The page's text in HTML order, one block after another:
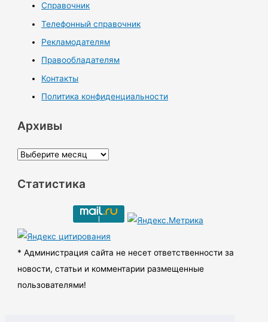
Справочник
Телефонный справочник
Рекламодателям
Правообладателям
Контакты
Политика конфиденциальности
Архивы
А
х
ы
Статистика
* Администрация сайта не несет ответственности за
новости, статьи и комментарии размещенные
пользователями!